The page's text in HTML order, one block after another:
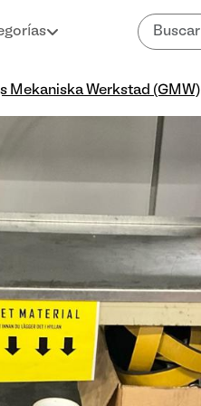
Mekaniska Werkstad (GMW)